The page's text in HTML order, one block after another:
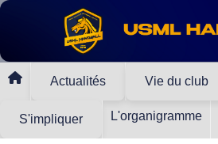
Actualités Vie du club
S'impliquer L'organigramme
Panneau de gestion des cookies